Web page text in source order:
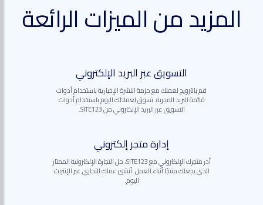
المزيد من الميزات الرائعة
التسويق عبر البريد الإلكتروني
قم بالترويج لعملك مع حزمة النشرة الإخبارية باستخدام أدوات
قائمة البريد المجربة. تسوق لعملائك اليوم باستخدام أدوات
التسويق عبر البريد الإلكتروني من SITE123.
إدارة متجر إلكتروني
أدر متجرك الإلكتروني مع SITE123، حل التجارة الإلكترونية الممتاز
الذي يجعلك منتجًا أثناء العمل. أنشئ عملك التجاري عبر الإنترنت
اليوم.